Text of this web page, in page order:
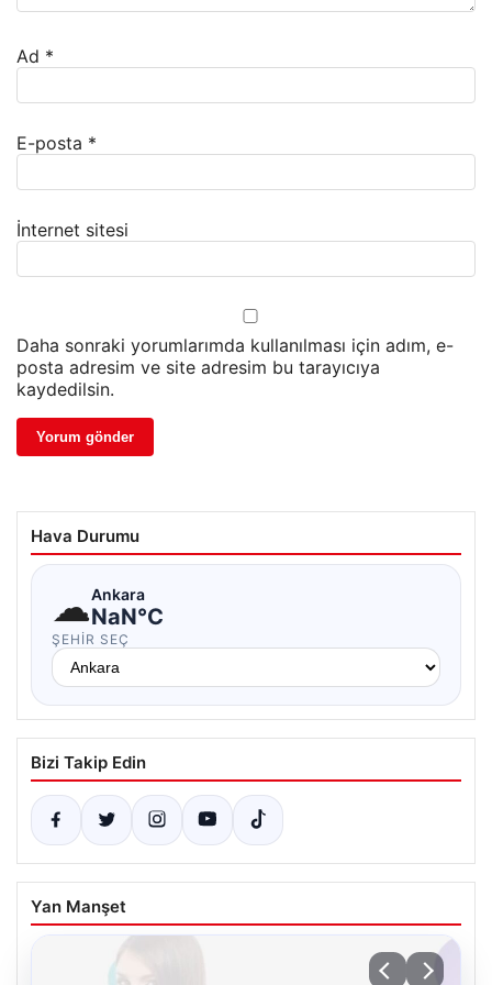
Ad *
E-posta *
İnternet sitesi
Daha sonraki yorumlarımda kullanılması için adım, e-
posta adresim ve site adresim bu tarayıcıya
kaydedilsin.
Hava Durumu
☁Ankara
NaN°C
ŞEHIR SEÇ
Bizi Takip Edin
Yan Manşet